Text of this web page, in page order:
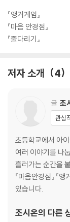
『앵거게임』
『마음 안경점』
『줄다리기』
저자 소개 4
글 조
관심
초등학교에서 아
여러 이야기를 나
흘러가는 순간을
『마음안경점』 『
있습니다.
조시온의 다른